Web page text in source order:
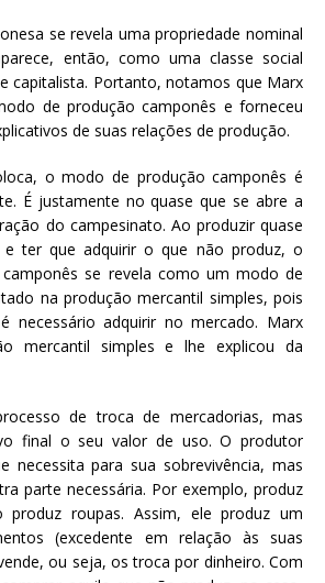
se revela uma propriedade nominal
então, como uma classe social
capitalista. Portanto, notamos que Marx
de produção camponês e forneceu
de suas relações de produção.
o modo de produção camponês é
É justamente no quase que se abre a
do campesinato. Ao produzir quase
e ter que adquirir o que não produz, o
se revela como um modo de
na produção mercantil simples, pois
necessário adquirir no mercado. Marx
mercantil simples e lhe explicou da
de troca de mercadorias, mas
final o seu valor de uso. O produtor
necessita para sua sobrevivência, mas
parte necessária. Por exemplo, produz
produz roupas. Assim, ele produz um
(excedente em relação às suas
ou seja, os troca por dinheiro. Com